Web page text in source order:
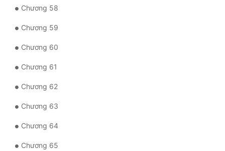
Chương 58
Chương 59
Chương 60
Chương 61
Chương 62
Chương 63
Chương 64
Chương 65